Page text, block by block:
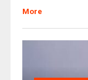
More